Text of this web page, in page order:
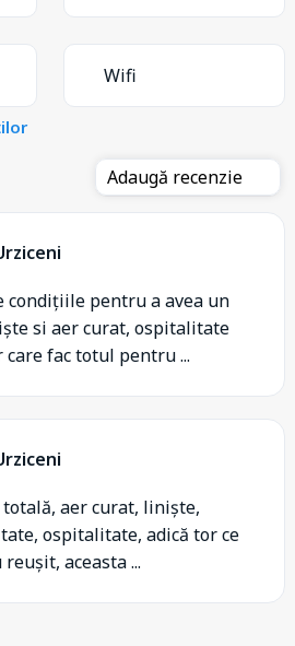
Wifi
Adaugă recenzie
condițiile pentru a avea un
si aer curat, ospitalitate
fac totul pentru ...
aer curat, liniște,
ospitalitate, adică tor ce
aceasta ...